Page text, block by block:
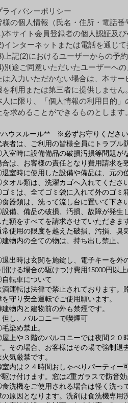
ライバシーポリシー
様の個人情報（氏名・住所・電話番
本サイト会員登録者の個人認証及
インターネットまたは電話を通じ
上記(2)におけるユーザーからの予
別途ご同意いただいたユーザーへ
は入力いただかない場合は、本サ
を利用または第三者に提供しませ
人に限り、「個人情報の利用目的
を求めることができるものとしま
ウスルール** ※必ずお守りください
表者は、ご利用の皆様全員にトラブル
室時に設備備品の破損汚損等問題が
合は、お客様の責任となり費用請求を
室時に使用した設備や備品は、元の
オル類は、洗濯カゴへ入れてください
ミは、全てゴミ袋に入れて外のゴミ
器類は、洗って流し台に置いて下さい
備、備品の破損、汚損、故障が発生
た額をすべてを請求させていただきます
常使用の限度を越えた破損、汚損、臭
物内の全ての物は、持ち出し禁止。
出時は玄関を施錠し、電子キーを外
開ける場合の駆けつけ費用15000円以
転車について
酒運転は法律で禁止されております。
を守り安全運転でご使用願います。
物内と建物前の外も禁煙です。
但し、バルコニーで喫煙可
染め禁止。
上や３階のバルコニーでは夜間２０
。その場合、お客様はその場で強制退
火気厳禁です。
内は２４時間おしゃべりパーティー
駆け付けます。窓は2重ガラスで防音効
洗機をご使用される場合は軽く洗っ
の原因となります。洗剤は食洗機専用